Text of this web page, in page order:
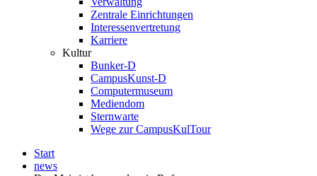
Zentrale Einrichtungen
Interessenvertretung
Karriere
Kultur
Bunker-D
CampusKunst-D
Computermuseum
Mediendom
Sternwarte
Wege zur CampusKulTour
Start
news